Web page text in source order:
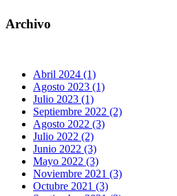
Archivo
Abril 2024 (1)
Agosto 2023 (1)
Julio 2023 (1)
Septiembre 2022 (2)
Agosto 2022 (3)
Julio 2022 (2)
Junio 2022 (3)
Mayo 2022 (3)
Noviembre 2021 (3)
Octubre 2021 (3)